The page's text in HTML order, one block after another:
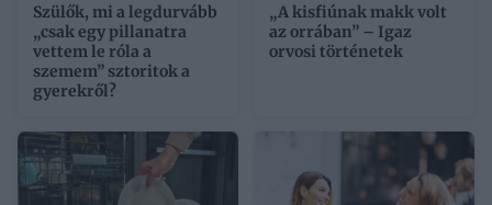
Szülők, mi a legdurvább
„csak egy pillanatra
vettem le róla a
szemem” sztoritok a
gyerekről?
„A kisfiúnak makk volt
az orrában” – Igaz
orvosi történetek